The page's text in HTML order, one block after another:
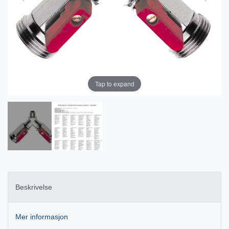
Tap to expand
Beskrivelse
Mer informasjon